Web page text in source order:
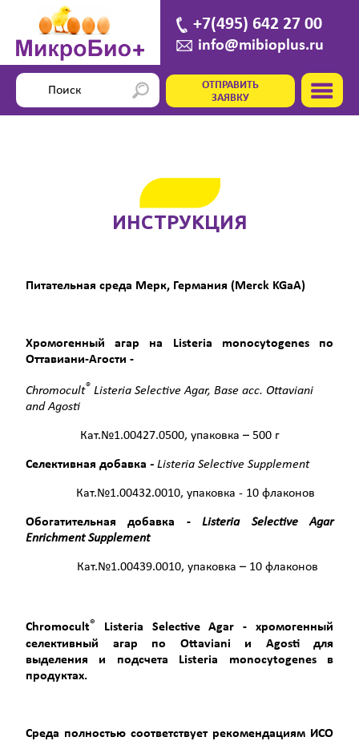
+7(495) 642 27 00
info@mibioplus.ru
ОТПРАВИТЬ
ЗАЯВКУ
ИНСТРУКЦИЯ
Питательная среда Мерк, Германия (Merck KGaA)
Хромогенный агар на Listeria monocytogenesпо
Оттавиани-Агости -
Chromocult® Listeria Selective Agar, Base acc. Ottaviani
and Agosti
Кат.№1.00427.0500, упаковка – 500 г
Селективная добавка - Listeria Selective Supplement
Кат.№1.00432.0010, упаковка - 10 флаконов
Обогатительная добавка -Listeria Selective
Agar
Enrichment Supplement
Кат.№1.00439.0010, упаковка – 10 флаконов
Chromocult® Listeria Selective Agar - хромогенный
селективный агар по Ottaviani и Agostiдля
выделения и подсчета Listeria monocytogenesв
продуктах.
Среда полностью соответствует рекомендациям ИСО